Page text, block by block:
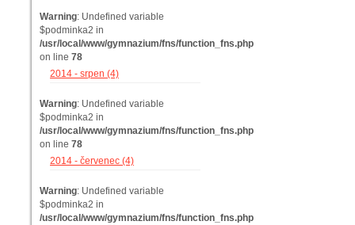
Warning: Undefined variable
$podminka2 in
/usr/local/www/gymnazium/fns/function_fns.php
on line 78
2014 - srpen (4)
Warning: Undefined variable
$podminka2 in
/usr/local/www/gymnazium/fns/function_fns.php
on line 78
2014 - červenec (4)
Warning: Undefined variable
$podminka2 in
/usr/local/www/gymnazium/fns/function_fns.php